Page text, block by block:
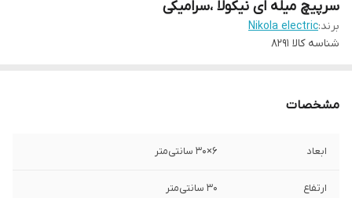
سرپیچ میله ای نیکولا ،سرامیکی
برند:Nikola electric
شناسه کالا ۸۲۹۱
مشخصات
ابعاد ۶×۳۰ سانتی‌متر
ارتفاع 3۰ سانتی‌متر